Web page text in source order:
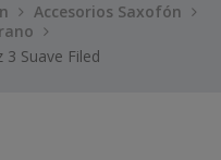
Accesorios Saxofón
3 Suave Filed